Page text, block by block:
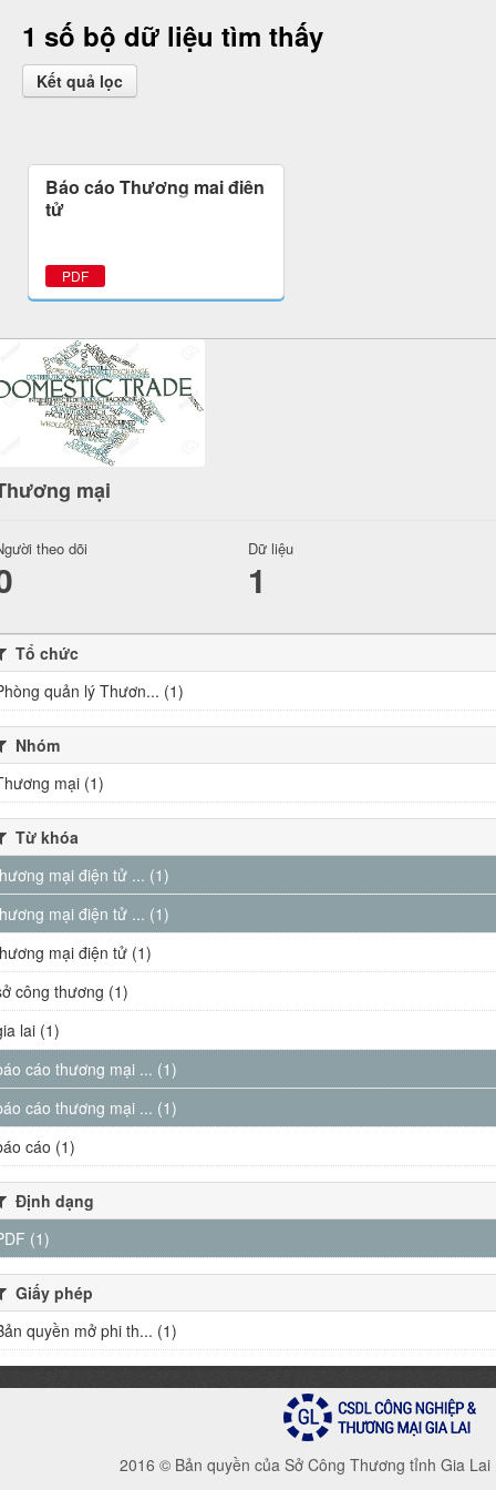
1 số bộ dữ liệu tìm thấy
Kết quả lọc
Báo cáo Thương mại điện
tử
PDF
mại
theo dõi Dữ liệu
1
Tổ chức
quản lý Thươn... (1)
Nhóm
mại (1)
Từ khóa
mại điện tử ... (1)
mại điện tử ... (1)
mại điện tử (1)
công thương (1)
lai (1)
cáo thương mại ... (1)
cáo thương mại ... (1)
cáo (1)
Định dạng
(1)
Giấy phép
quyền mở phi th... (1)
2016 © Bản quyền của Sở Công Thương tỉnh Gia Lai